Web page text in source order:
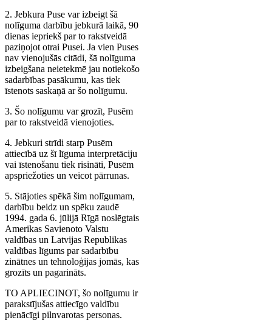
2. Jebkura Puse var izbeigt šā
nolīguma darbību jebkurā laikā, 90
dienas iepriekš par to rakstveidā
paziņojot otrai Pusei. Ja vien Puses
nav vienojušās citādi, šā nolīguma
izbeigšana neietekmē jau notiekošo
sadarbības pasākumu, kas tiek
īstenots saskaņā ar šo nolīgumu.
3. Šo nolīgumu var grozīt, Pusēm
par to rakstveidā vienojoties.
4. Jebkuri strīdi starp Pusēm
attiecībā uz šī līguma interpretāciju
vai īstenošanu tiek risināti, Pusēm
apspriežoties un veicot pārrunas.
5. Stājoties spēkā šim nolīgumam,
darbību beidz un spēku zaudē
1994. gada 6. jūlijā Rīgā noslēgtais
Amerikas Savienoto Valstu
valdības un Latvijas Republikas
valdības līgums par sadarbību
zinātnes un tehnoloģijas jomās, kas
grozīts un pagarināts.
TO APLIECINOT, šo nolīgumu ir
parakstījušas attiecīgo valdību
pienācīgi pilnvarotas personas.